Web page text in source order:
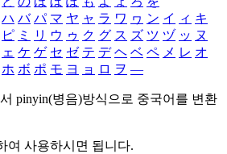
ハ バ パ マ ヤ ャ ラ ワ ヮ ン イ ィ キ
ピ ミ リ ウ ゥ ク グ ス ズ ツ ヅ ッ ヌ
ェ ケ ゲ セ ゼ テ デ ヘ ベ ペ メ レ オ
ホ ボ ポ モ ヨ ョ ロ ヲ ―
pinyin(병음)방식으로 중국어를 변환
여 사용하시면 됩니다.